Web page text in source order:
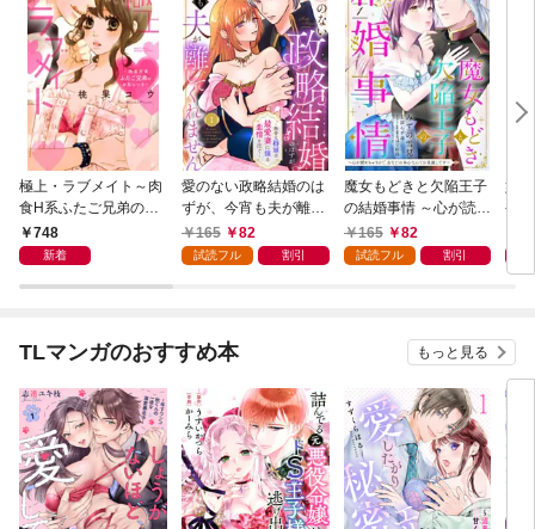
極上・ラブメイト～肉
食H系ふたご兄弟のお
気にいり～
748
新着
愛のない政略結婚のは
ずが、今宵も夫が離し
てくれません～無骨な
将軍は最愛妻に滾る恋
165 82
試読フル 割引
魔女もどきと欠陥王子
の結婚事情 ～心が読め
ちゃうので、あなたの
本心なんてお見通しで
165 82
試読フル 割引
婚
や
た
TLマンガのおすすめ本 もっと見る